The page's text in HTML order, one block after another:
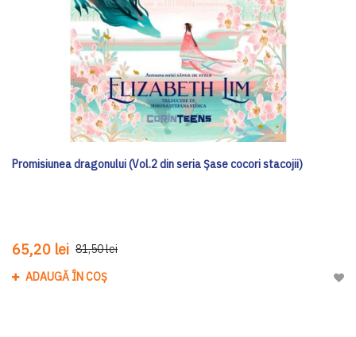
Promisiunea dragonului (Vol.2 din seria Șase cocori stacojii)
65,20 lei 81,50 lei
ADAUGĂ ÎN COȘ